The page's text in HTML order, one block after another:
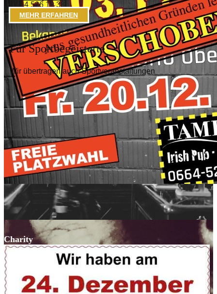
Charity
0664 526 19 38
MEHR ERFAHREN
Für Sportbegeisterte
Wir übertragen auch Sportveranstaltungen